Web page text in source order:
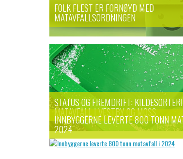
FOLK FLEST ER FORNØYD MED
MATAVFALLSORDNINGEN
STATUS OG FREMDRIFT:
MATAVFALL I VESTBY OG MOSS
INNBYGGERNE LEVERTE 800 TONN
2024